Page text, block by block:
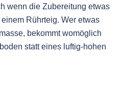
wenn die Zubereitung etwas
Rührteig. Wer etwas
bekommt womöglich
statt eines luftig-hohen